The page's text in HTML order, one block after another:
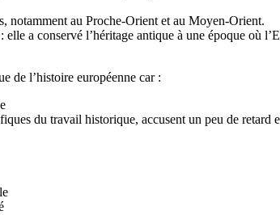
notamment au Proche-Orient et au Moyen-Orient.
a conservé l’héritage antique à une époque où
de l’histoire européenne car :
du travail historique, accusent un peu de retard